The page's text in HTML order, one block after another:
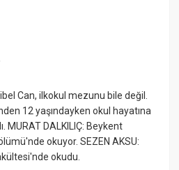
Can, ilkokul mezunu bile değil.
12 yaşındayken okul hayatına
MURAT DALKILIÇ: Beykent
okuyor. SEZEN AKSU:
okudu.